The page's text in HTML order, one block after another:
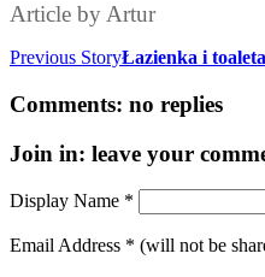
Article byArtur
Previous StoryŁazienka i
Comments: no replies
Join in: leave your
Display Name *
Email Address * (will not be